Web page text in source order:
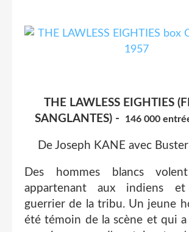
THE LAWLESS EIGHTIES
SANGLANTES) -
146 000
De Joseph KANE avec
Des hommes blancs
appartenant aux indiens
guerrier de la tribu. Un jeune
été témoin de la scène et qui a